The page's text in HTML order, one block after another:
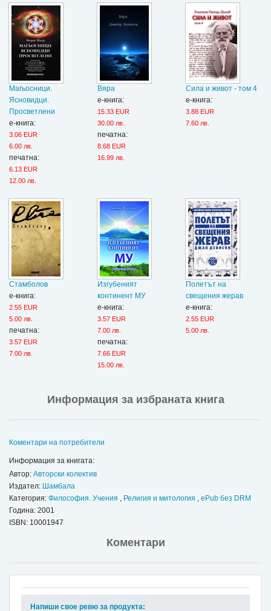
Магьосници.
Ясновидци.
Просветлени
е-книга:
3.06 EUR
6.00 лв.
печатна:
6.13 EUR
12.00 лв.
Вяра
е-книга:
15.33 EUR
30.00 лв.
печатна:
8.68 EUR
16.99 лв.
Сила и живот - том 4
е-книга:
3.88 EUR
7.60 лв.
Стамболов
е-книга:
2.55 EUR
5.00 лв.
печатна:
3.57 EUR
7.00 лв.
Изгубеният
континент МУ
е-книга:
3.57 EUR
7.00 лв.
печатна:
7.66 EUR
15.00 лв.
Полетът на
свещения жерав
е-книга:
2.55 EUR
5.00 лв.
Информация за избраната книга
Коментари на потребители
Информация за книгата:
Автор: Авторски колектив
Издател: Шамбала
Категория: Философия. Учения Религия и митология
ePub без DRM
Година: 2001
ISBN: 10001947
Коментари
Напиши свое ревю за продукта: